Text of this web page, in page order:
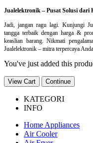
Jualelektronik – Pusat Solusi
Jadi, jangan ragu lagi. Kunjungi
tangga terbaik dengan harga &
keaslian barang. Nikmati
Jualelektronik – mitra terpercaya
You've just added this
View Cart Continue
KATEGORI
INFO
Home Appliances
Air Cooler